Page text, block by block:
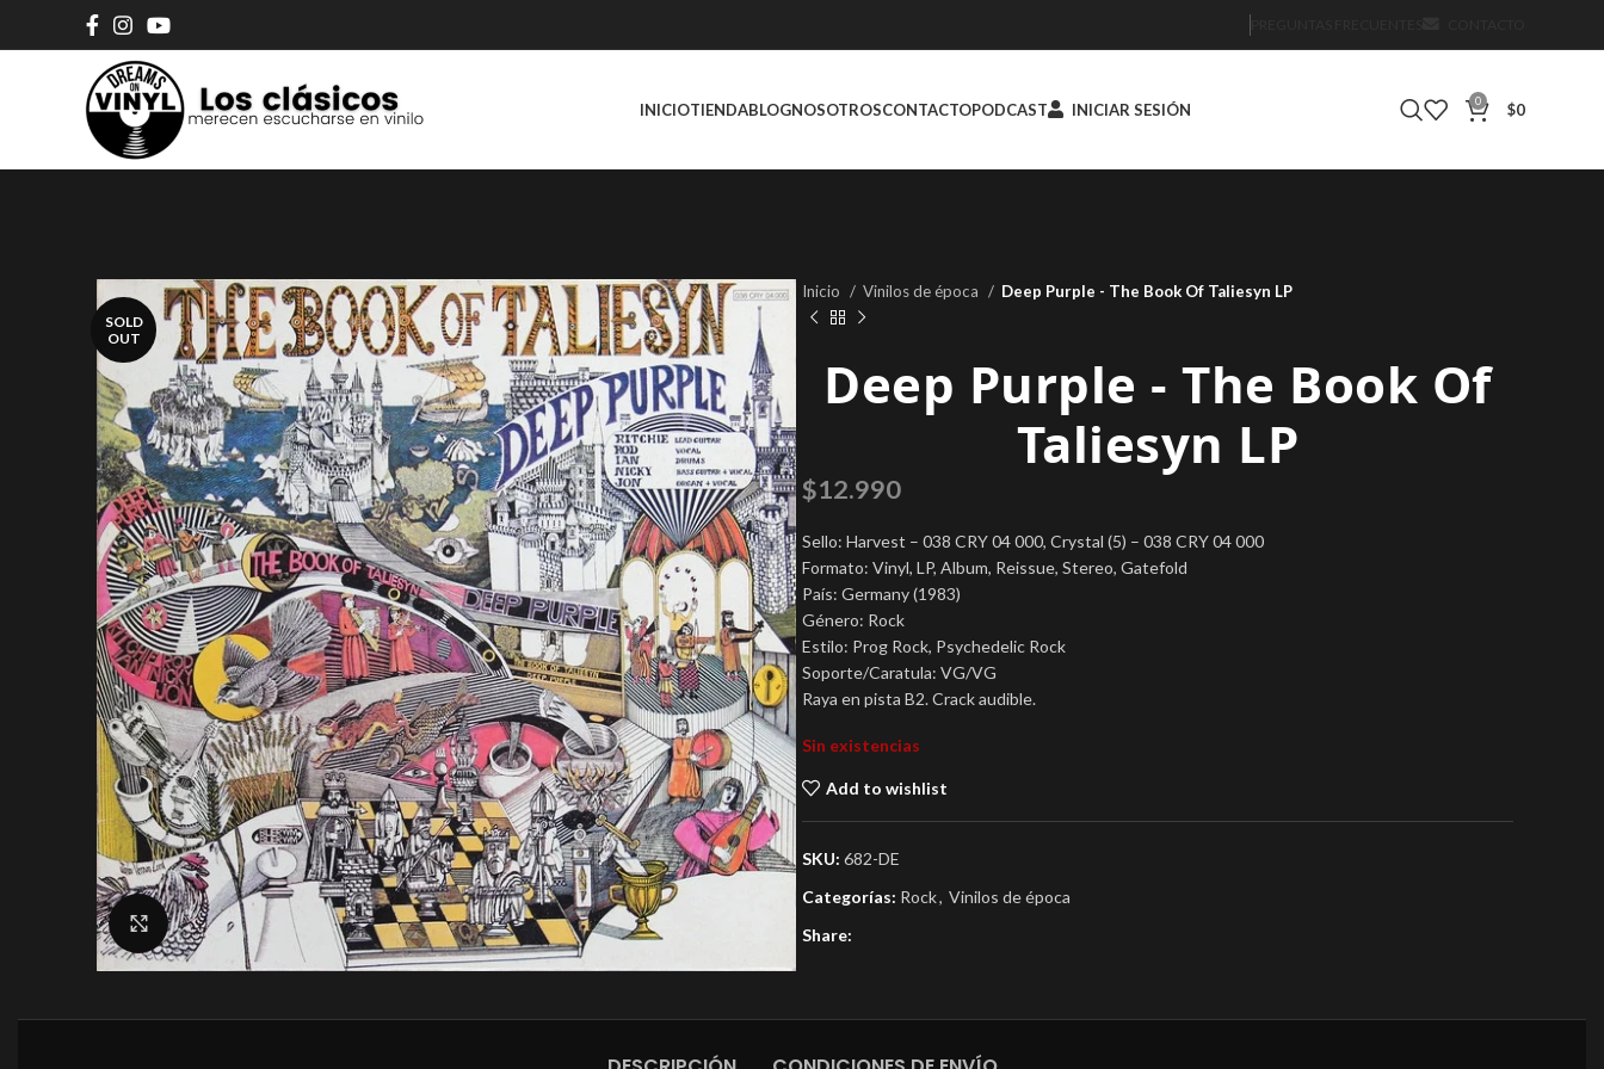
INICIOTIENDABLOGNOSOTROSCONTACTOPODCAST INICIAR SESIÓN 0 $0
SOLD
OUT
Click to enlarge
Inicio Vinilos de época Deep Purple ‎- The Book Of Taliesyn LP
Deep Purple ‎- The Book Of
Taliesyn LP
$12.990
Sello: Harvest ‎– 038 CRY 04 000, Crystal (5) ‎– 038 CRY 04 000
Formato: Vinyl, LP, Album, Reissue, Stereo, Gatefold
País: Germany (1983)
Género: Rock
Estilo: Prog Rock, Psychedelic Rock
Soporte/Caratula: VG/VG
Raya en pista B2. Crack audible.
Sin existencias
Add to wishlist
SKU: 682-DE
Categorías: Rock, Vinilos de época
Share: